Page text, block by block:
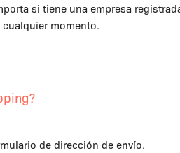
si tiene una empresa
momento.
de dirección de envío.